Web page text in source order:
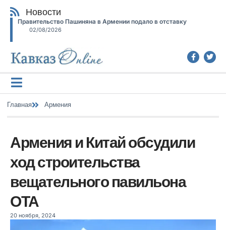
Новости
Правительство Пашиняна в Армении подало в отставку
02/08/2026
Главная Армения
Армения и Китай обсудили
ход строительства
вещательного павильона
ОТА
20 ноября, 2024